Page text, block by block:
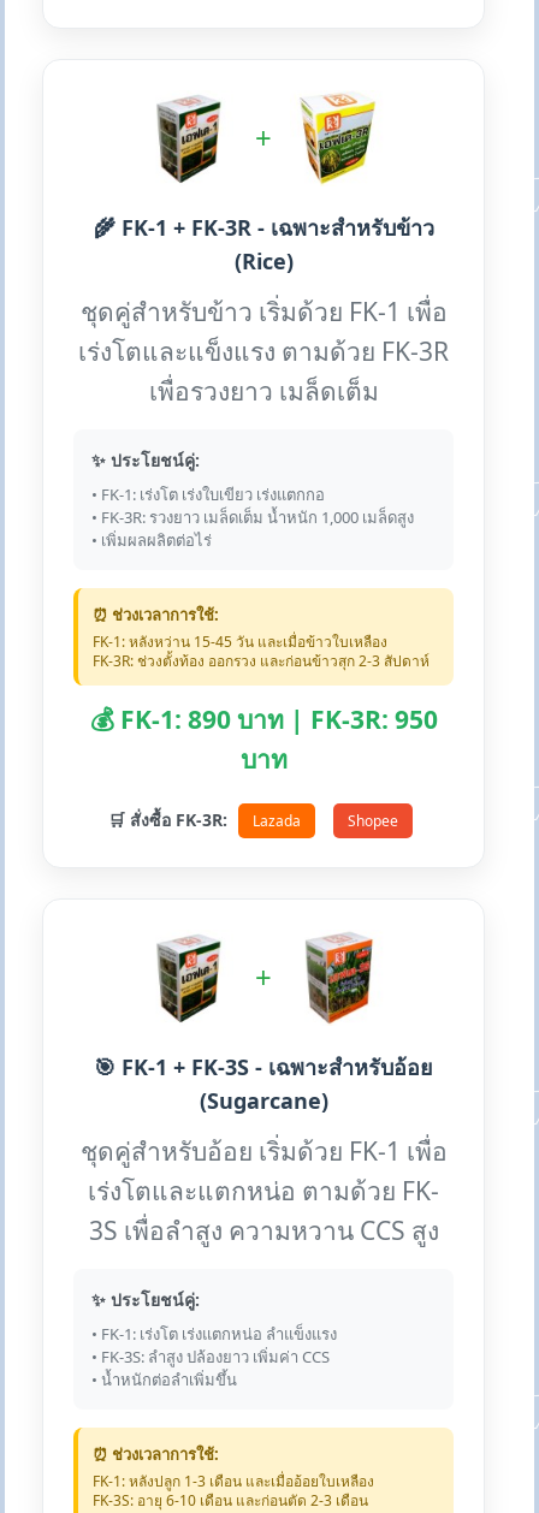
+
🌾 FK-1 + FK-3R - เฉพาะสำหรับข้าว
(Rice)
ชุดคู่สำหรับข้าว เริ่มด้วย FK-1 เพื่อ
เร่งโตและแข็งแรง ตามด้วย FK-3R
เพื่อรวงยาว เมล็ดเต็ม
✨ ประโยชน์คู่:
• FK-1: เร่งโต เร่งใบเขียว เร่งแตกกอ
• FK-3R: รวงยาว เมล็ดเต็ม น้ำหนัก 1,000 เมล็ดสูง
• เพิ่มผลผลิตต่อไร่
⏰ ช่วงเวลาการใช้:
FK-1: หลังหว่าน 15-45 วัน และเมื่อข้าวใบเหลือง
FK-3R: ช่วงตั้งท้อง ออกรวง และก่อนข้าวสุก 2-3 สัปดาห์
💰 FK-1: 890 บาท | FK-3R: 950
บาท
🛒 สั่งซื้อ FK-3R: Lazada Shopee
+
🎯 FK-1 + FK-3S - เฉพาะสำหรับอ้อย
(Sugarcane)
ชุดคู่สำหรับอ้อย เริ่มด้วย FK-1 เพื่อ
เร่งโตและแตกหน่อ ตามด้วย FK-
3S เพื่อลำสูง ความหวาน CCS สูง
✨ ประโยชน์คู่:
• FK-1: เร่งโต เร่งแตกหน่อ ลำแข็งแรง
• FK-3S: ลำสูง ปล้องยาว เพิ่มค่า CCS
• น้ำหนักต่อลำเพิ่มขึ้น
⏰ ช่วงเวลาการใช้:
FK-1: หลังปลูก 1-3 เดือน และเมื่ออ้อยใบเหลือง
FK-3S: อายุ 6-10 เดือน และก่อนตัด 2-3 เดือน